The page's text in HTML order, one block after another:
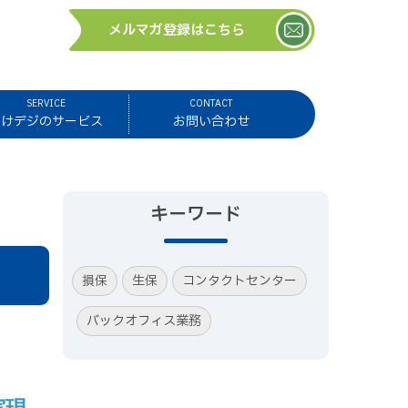
メルマガ登録はこちら
SERVICE
デジのサービス
CONTACT
お問い合わせ
キーワード
損保 生保 コンタクトセンター
バックオフィス業務